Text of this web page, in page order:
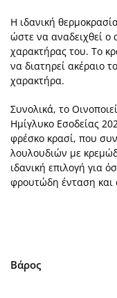
Η ιδανική
ώστε να αναδειχθεί ο
χαρακτήρας του. Το
να διατηρεί ακέραιο
χαρακτήρα.
Συνολικά, το
Ημίγλυκο Εσοδείας
φρέσκο κρασί, που
λουλουδιών με
ιδανική επιλογή για
φρουτώδη ένταση και
Βάρος